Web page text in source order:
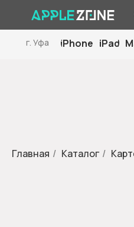
iPhone iPad
г. Уфа
Главная / Каталог /